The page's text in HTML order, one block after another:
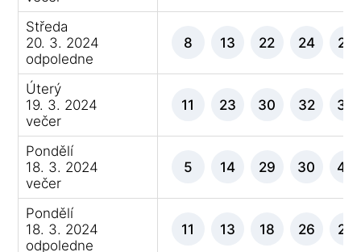
Středa
20. 3. 2024
odpoledne
8 13 22 24 28
Úterý
19. 3. 2024
večer
11 23 30 32 36
Pondělí
18. 3. 2024
večer
5 14 29 30 44
Pondělí
18. 3. 2024
odpoledne
11 13 18 26 29